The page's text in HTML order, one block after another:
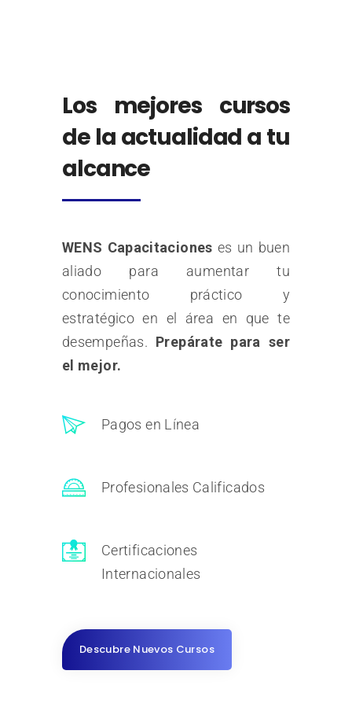
Los mejores cursos
de la actualidad a tu
alcance
WENS Capacitaciones es un buen
aliado para aumentar tu
conocimiento práctico y
estratégico en el área en que te
desempeñas. Prepárate para ser
el mejor.
Pagos en Línea
Profesionales Calificados
Certificaciones
Internacionales
Descubre Nuevos Cursos